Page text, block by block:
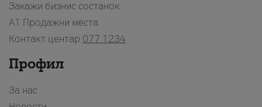
Закажи бизнис состанок
A1 Продажни места
Контакт центар 077 1234
Профил
За нас